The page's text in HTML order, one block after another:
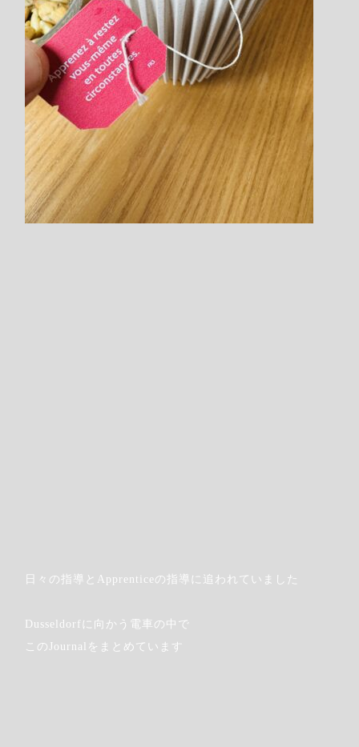
日々の指導とApprenticeの指導に追われていました
Dusseldorfに向かう電車の中で
このJournalをまとめています